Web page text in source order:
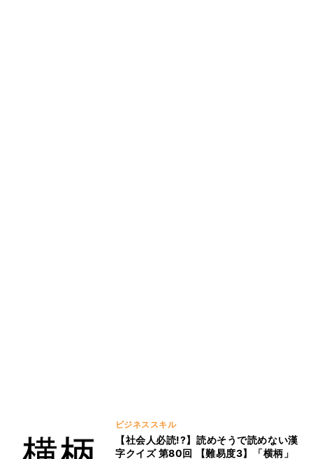
ビジネススキル
【社会人必読!?】読めそうで読めない漢
字クイズ 第80回 【難易度3】「横柄」